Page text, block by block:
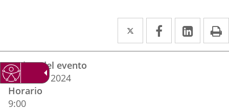
Twitter
Enlace
a
Facebook
Enlace
a
Enlace
a
del
evento
Fechas del evento
25
marzo 2024
Horario
9:00